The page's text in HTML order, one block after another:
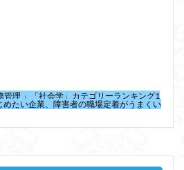
管理 」「社会学」カテゴリーランキング1
たい企業、障害者の職場定着がうまくい